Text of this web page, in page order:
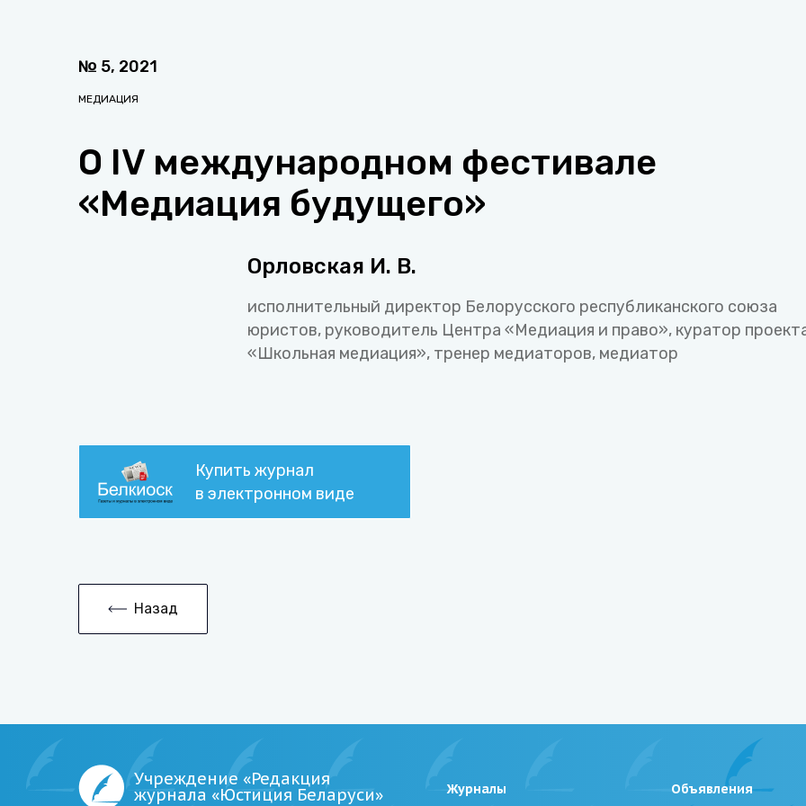
№ 5, 2021
МЕДИАЦИЯ
О IV международном фестивале
«Медиация будущего»
Орловская И. В.
исполнительный директор Белорусского республиканского союза
юристов, руководитель Центра «Медиация и право», куратор
«Школьная медиация», тренер медиаторов, медиатор
Купить журнал
в электронном виде
Назад
Учреждение «Редакция
журнала «Юстиция Беларуси» Журналы Объявления